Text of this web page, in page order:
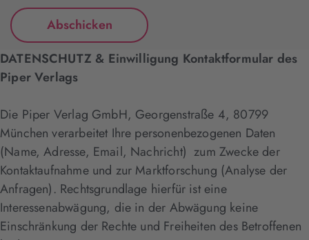
DATENSCHUTZ & Einwilligung Kontaktformular des
Piper Verlags
Die Piper Verlag GmbH, Georgenstraße 4, 80799
München verarbeitet Ihre personenbezogenen Daten
(Name, Adresse, Email, Nachricht) zum Zwecke der
Kontaktaufnahme und zur Marktforschung (Analyse der
Anfragen). Rechtsgrundlage hierfür ist eine
Interessenabwägung, die in der Abwägung keine
Einschränkung der Rechte und Freiheiten des Betroffenen